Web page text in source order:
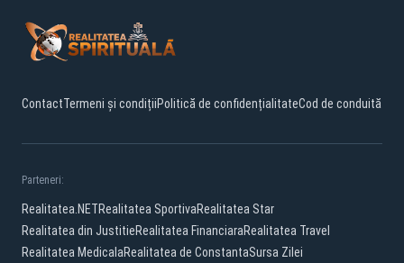
ContactTermeni și condițiiPolitică de confidențialitateCod de conduită
Parteneri:
Realitatea.NETRealitatea SportivaRealitatea Star
Realitatea din JustitieRealitatea FinanciaraRealitatea Travel
Realitatea MedicalaRealitatea de ConstantaSursa Zilei